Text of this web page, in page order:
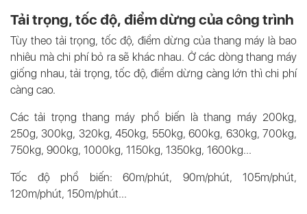
Tải trọng, tốc độ, điểm dừng của công trình
Tùy theo tải trọng, tốc độ, điểm dừng của thang máy là bao
nhiêu mà chi phí bỏ ra sẽ khác nhau. Ở các dòng thang máy
giống nhau, tải trọng, tốc độ, điểm dừng càng lớn thì chi phí
càng cao.
Các tải trọng thang máy phổ biến là thang máy 200kg,
250g, 300kg, 320kg, 450kg, 550kg, 600kg, 630kg, 700kg,
750kg, 900kg, 1000kg, 1150kg, 1350kg, 1600kg...
Tốc độ phổ biến: 60m/phút, 90m/phút, 105m/phút,
120m/phút, 150m/phút...